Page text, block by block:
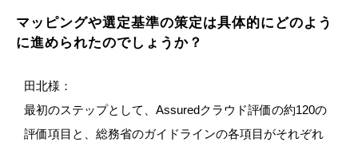
マッピングや選定基準の策定は具体的にどのよう
に進められたのでしょうか？
田北様：
最初のステップとして、Assuredクラウド評価の約120の
評価項目と、総務省のガイドラインの各項目がそれぞれ